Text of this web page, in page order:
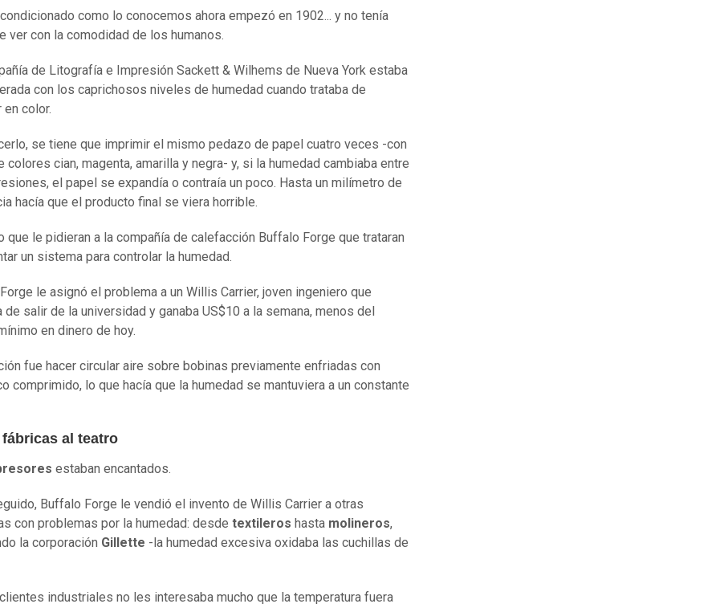
como lo conocemos ahora empezó en 1902... y no tenía
ver con la comodidad de los humanos.
de Litografía e Impresión Sackett & Wilhems de Nueva York estaba
con los caprichosos niveles de humedad cuando trataba de
en color.
se tiene que imprimir el mismo pedazo de papel cuatro veces -con
colores cian, magenta, amarilla y negra- y, si la humedad cambiaba entre
el papel se expandía o contraía un poco. Hasta un milímetro de
hacía que el producto final se viera horrible.
que le pidieran a la compañía de calefacción Buffalo Forge que trataran
un sistema para controlar la humedad.
le asignó el problema a un Willis Carrier, joven ingeniero que
de salir de la universidad y ganaba US$10 a la semana, menos del
en dinero de hoy.
fue hacer circular aire sobre bobinas previamente enfriadas con
comprimido, lo que hacía que la humedad se mantuviera a un constante
fábricas al teatro
estaban encantados.
Buffalo Forge le vendió el invento de Willis Carrier a otras
con problemas por la humedad: desde textileros hasta molineros,
la corporación Gillette -la humedad excesiva oxidaba las cuchillas de
industriales no les interesaba mucho que la temperatura fuera